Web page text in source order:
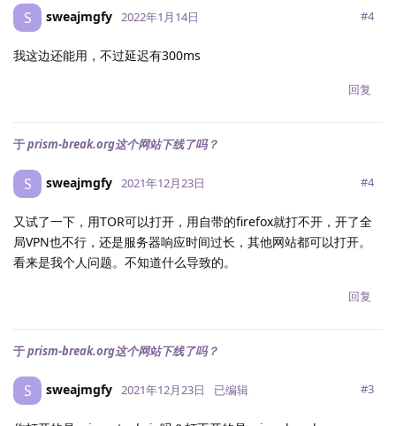
S sweajmgfy 2022年1月14日 #4
我这边还能用，不过延迟有300ms
回复
于prism-break.org这个网站下线了吗？
S sweajmgfy 2021年12月23日 #4
又试了一下，用TOR可以打开，用自带的firefox就打不开，开了全
局VPN也不行，还是服务器响应时间过长，其他网站都可以打开。
看来是我个人问题。不知道什么导致的。
回复
于prism-break.org这个网站下线了吗？
S sweajmgfy 2021年12月23日 已编辑 #3